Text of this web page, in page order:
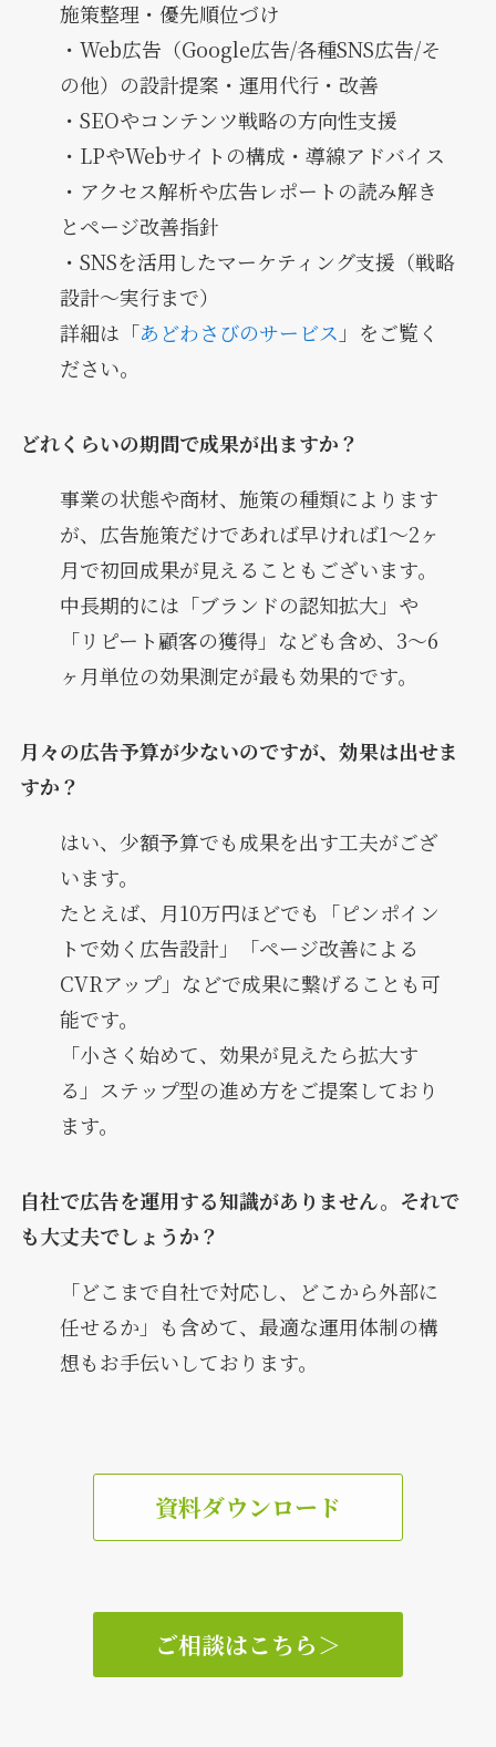
施策整理・優先順位づけ
・Web広告（Google広告/各種SNS広告/そ
の他）の設計提案・運用代行・改善
・SEOやコンテンツ戦略の方向性支援
・LPやWebサイトの構成・導線アドバイス
・アクセス解析や広告レポートの読み解き
とページ改善指針
・SNSを活用したマーケティング支援（戦略
設計〜実行まで）
詳細は「あどわさびのサービス 」をご覧く
ださい。
どれくらいの期間で成果が出ますか？
事業の状態や商材、施策の種類によります
が、広告施策だけであれば早ければ1〜2ヶ
月で初回成果が見えることもございます。
中長期的には「ブランドの認知拡大」や
「リピート顧客の獲得」なども含め、3〜6
ヶ月単位の効果測定が最も効果的です。
月々の広告予算が少ないのですが、効果は出せま
すか？
はい、少額予算でも成果を出す工夫がござ
います。
たとえば、月10万円ほどでも「ピンポイン
トで効く広告設計」「ページ改善による
CVRアップ」などで成果に繋げることも可
能です。
「小さく始めて、効果が見えたら拡大す
る」ステップ型の進め方をご提案しており
ます。
自社で広告を運用する知識がありません。それで
も大丈夫でしょうか？
「どこまで自社で対応し、どこから外部に
任せるか」も含めて、最適な運用体制の構
想もお手伝いしております。
資料ダウンロード
ご相談はこちら＞